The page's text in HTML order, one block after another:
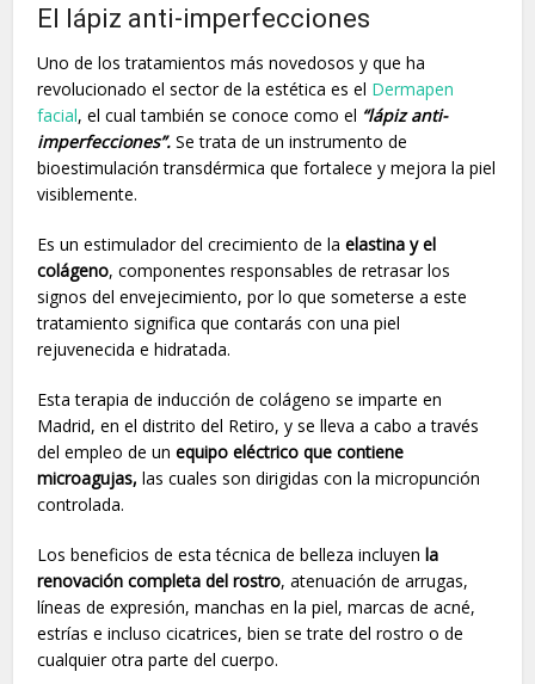
El lápiz anti-imperfecciones
Uno de los tratamientos más novedosos y que ha
revolucionado el sector de la estética es el Dermapen
facial, el cual también se conoce como el “lápiz anti-
imperfecciones”.Se trata de un instrumento de
bioestimulación transdérmica que fortalece y mejora la piel
visiblemente.
Es un estimulador del crecimiento de laelastina y el
colágeno, componentes responsables de retrasar los
signos del envejecimiento, por lo que someterse a este
tratamiento significa que contarás con una piel
rejuvenecida e hidratada.
Esta terapia de inducción de colágeno se imparte en
Madrid, en el distrito del Retiro, y se lleva a cabo a través
del empleo de unequipo eléctrico que contiene
microagujas,las cuales son dirigidas con la micropunción
controlada.
Los beneficios de esta técnica de belleza incluyenla
renovación completa del rostro, atenuación de arrugas,
líneas de expresión, manchas en la piel, marcas de acné,
estrías e incluso cicatrices, bien se trate del rostro o de
cualquier otra parte del cuerpo.